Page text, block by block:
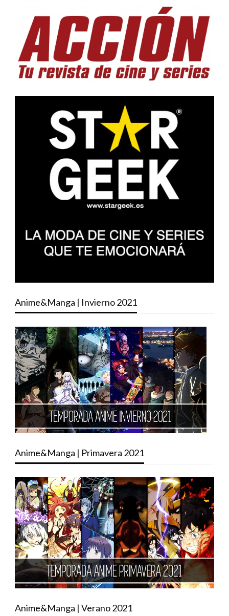
Anime&Manga | Invierno 2021
Anime&Manga | Primavera 2021
Anime&Manga | Verano 2021